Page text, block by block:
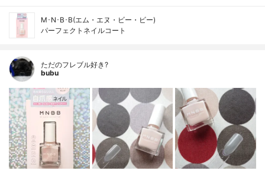
M･N･B･B(エム・エヌ・ビー・ビー)
パーフェクトネイルコート
ただのフレブル好き?
bubu